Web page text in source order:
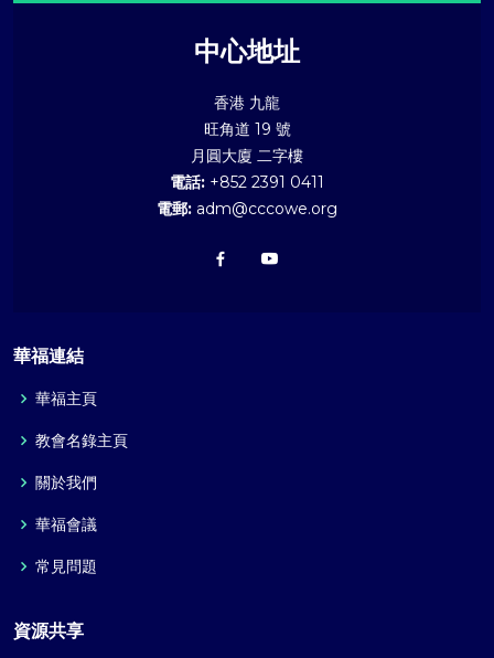
中心地址
香港 九龍
旺角道 19 號
月圓大廈 二字樓
電話: +852 2391 0411
電郵: adm@cccowe.org
華福連結
華福主頁
教會名錄主頁
關於我們
華福會議
常見問題
資源共享